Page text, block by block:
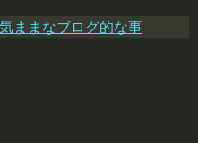
気ままなブログ的な事